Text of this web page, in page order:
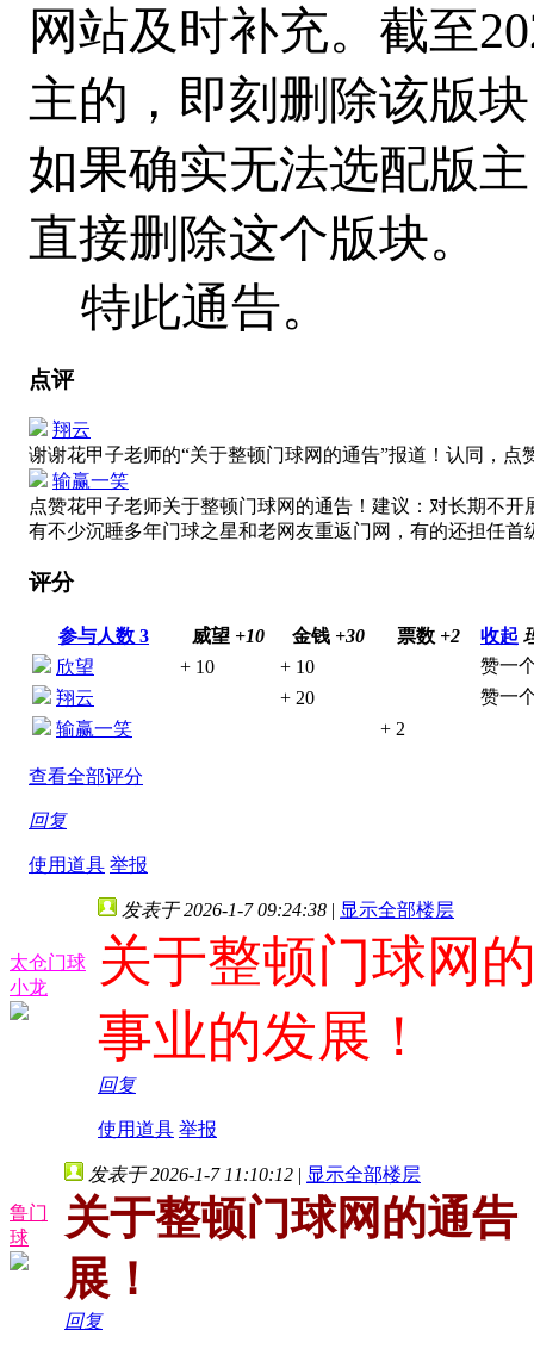
网站及时补充。截至
主的，即刻删除该版
如果确实无法选配版
直接删除这个版块。
特此通告。
点评
翔云
谢谢花甲子老师的“关于整顿门球网的通告”报道！认同，
输赢一笑
点赞花甲子老师关于整顿门球网的通告！建议：对长期不
有不少沉睡多年门球之星和老网友重返门网，有的还担任
评分
参与人数 3 威望 +10 金钱 +30 票数 +2 收起
欣望
+ 10 + 10
赞一
翔云
+ 20
赞一
输赢一笑
+ 2
查看全部评分
回复
使用道具 举报
太仓门球
小龙
发表于 2026-1-7 09:24:38 | 显示全部楼层
关于整顿门球网
事业的发展！
回复
使用道具 举报
鲁门
球
发表于 2026-1-7 11:10:12 | 显示全部楼层
关于整顿门球网的通
展！
回复